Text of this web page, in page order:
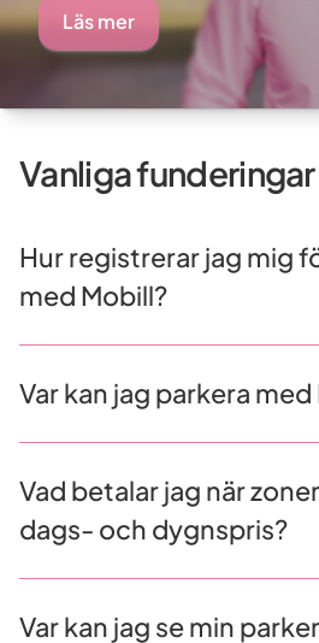
Läs mer
Vanliga funderingar
Hur registrerar jag mig
med Mobill?
Var kan jag parkera med
Vad betalar jag när
dags- och dygnspris?
Var kan jag se min